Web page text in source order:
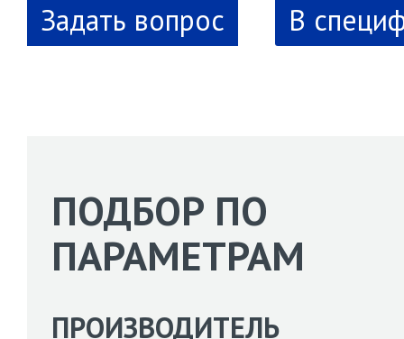
В
ПОДБОР ПО
ПАРАМЕТРАМ
ПРОИЗВОДИТЕЛЬ